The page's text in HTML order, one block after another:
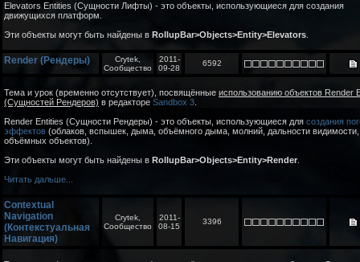
Elevators Entities (Сущности Лифты) - это объекты, использующиеся для создания
движущихся платформ.
Эти объекты могут быть найдены в RollupBar>Objects>Entity>Elevators
Render (Рендеры)
Crytek,
Сообщество
2011-
09-28
6592
Тема и урок (временно отсутствует), посвящённые использованию объектов Render
(Сущностей Рендеров) в редакторе Sandbox 3
Render Entities (Сущности Рендеры) - это объекты, использующиеся для создания
эффектов (облаков, вспышек, дыма, объёмного дыма, молний, дальности видимости,
объёмных объектов).
Эти объекты могут быть найдены в RollupBar>Objects>Entity>Render
Читать дальше...
Contextual
Navigation
(Контекстуальная
Навигация)
Crytek,
Сообщество
2011-
08-15
3396